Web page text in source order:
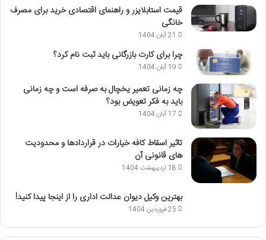
قیمت استابلایزر و راهنمای اقتصادی خرید برای مصرف
خانگی
21 آبان 1404
چرا برای کارت بازرگانی باید ثبت نام کرد؟
19 آبان 1404
چه زمانی تعمیر یخچال به صرفه است و چه زمانی
باید به فکر تعویض بود؟
17 آبان 1404
تاثیر اسقاط کافه خیارات در قراردادها و محدودیت
های قانونی آن
18 اردیبهشت 1404
بهترین وکیل دیوان عدالت اداری را از اینجا پیدا کنید!
25 فروردین 1404